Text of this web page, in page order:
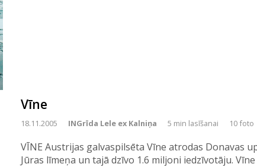
Vīne
18.11.2005 INGrīda Lele ex Kalniņa 5 min lasīšanai 10 foto
VĪNE Austrijas galvaspilsēta Vīne atrodas Donavas
Jūras līmeņa un tajā dzīvo 1.6 miljoni iedzīvotāju.